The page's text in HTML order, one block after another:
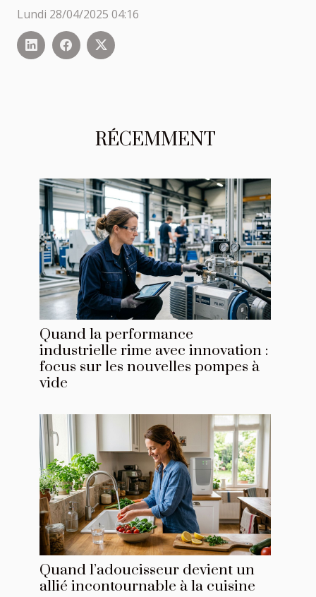
Lundi 28/04/2025 04:16
RÉCEMMENT
Quand la performance
industrielle rime avec innovation :
focus sur les nouvelles pompes à
vide
Quand l’adoucisseur devient un
allié incontournable à la cuisine